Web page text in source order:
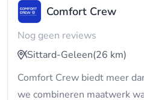
Comfort Crew
Nog geen reviews
Sittard-Geleen(26 km)
Comfort Crew biedt meer
we combineren maatwerk